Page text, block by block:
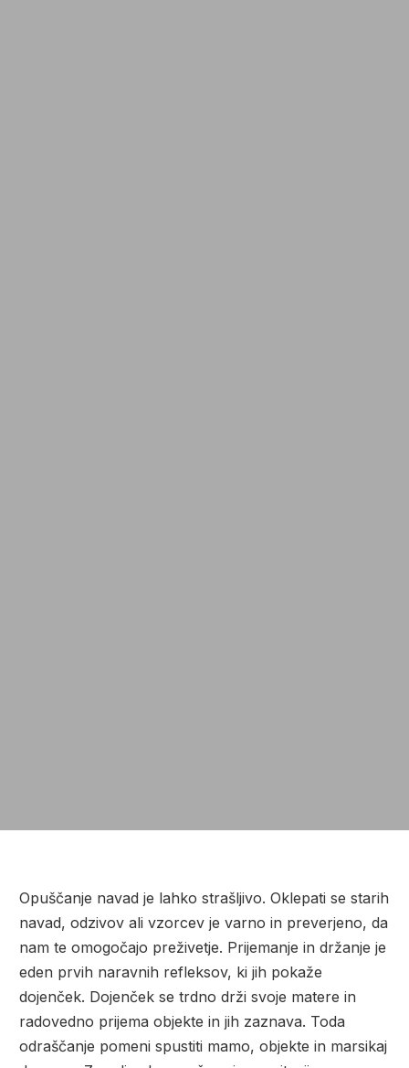
Opuščanje navad je lahko strašljivo. Oklepati se starih
navad, odzivov ali vzorcev je varno in preverjeno, da
nam te omogočajo preživetje. Prijemanje in držanje je
eden prvih naravnih refleksov, ki jih pokaže
dojenček. Dojenček se trdno drži svoje matere in
radovedno prijema objekte in jih zaznava. Toda
odraščanje pomeni spustiti mamo, objekte in marsikaj